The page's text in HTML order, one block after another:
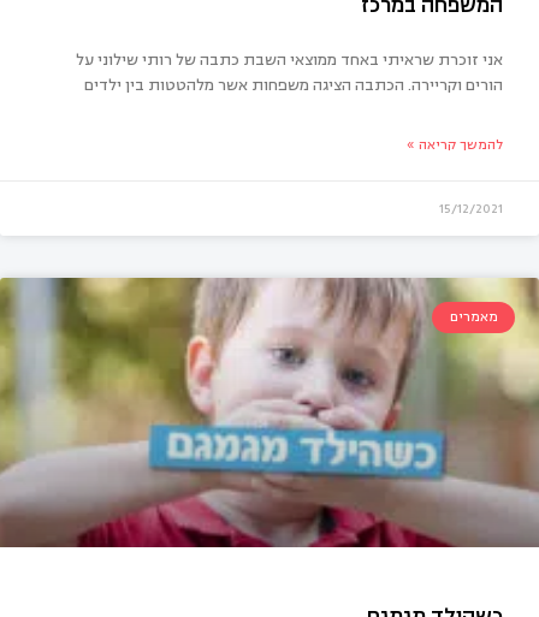
אני זוכרת שראיתי באחד ממוצאי השבת כתבה של רותי שילוני על
הורים וקריירה. הכתבה הציגה משפחות אשר מלהטטות בין ילדים
להמשך קריאה »
15/12/2021
מאמרים